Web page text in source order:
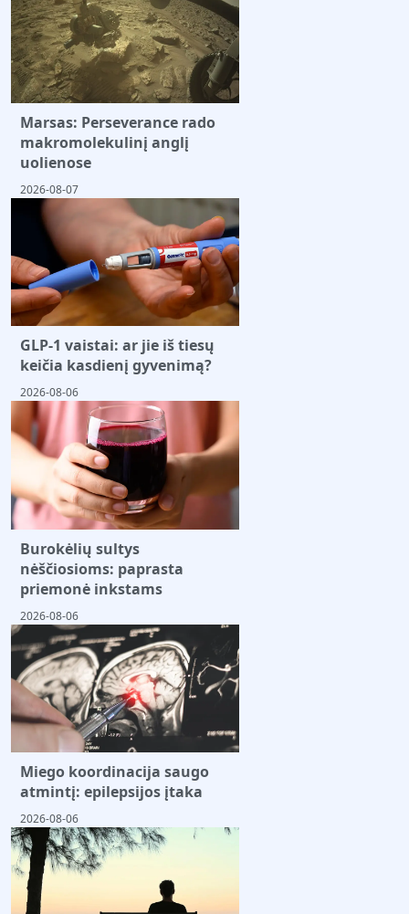
Marsas: Perseverance rado
makromolekulinį anglį
uolienose
2026-08-07
GLP-1 vaistai: ar jie iš tiesų
keičia kasdienį gyvenimą?
2026-08-06
Burokėlių sultys
nėščiosioms: paprasta
priemonė inkstams
2026-08-06
Miego koordinacija saugo
atmintį: epilepsijos įtaka
2026-08-06